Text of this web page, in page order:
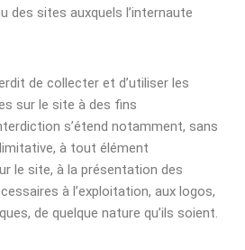
des sites auxquels l’internaute
de collecter et d’utiliser les
sur le site à des fins
s’étend notamment, sans
à tout élément
le site, à la présentation des
à l’exploitation, aux logos,
de quelque nature qu’ils soient.